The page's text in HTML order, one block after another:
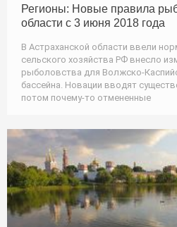
Регионы: Новые правила
области с 3 июня 2018 года
В Астраханской области ввели
сельского хозяйства РФ внесло
рыболовства для Волжско-
бассейна. Новации вводят
потом почему-то отмененные